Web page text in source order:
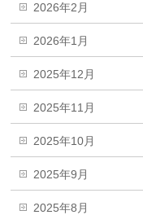
2026年2月
2026年1月
2025年12月
2025年11月
2025年10月
2025年9月
2025年8月